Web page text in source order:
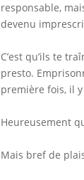
responsable,
devenu
C’est qu’ils te
presto.
première fois, il
Heureusement
Mais bref de